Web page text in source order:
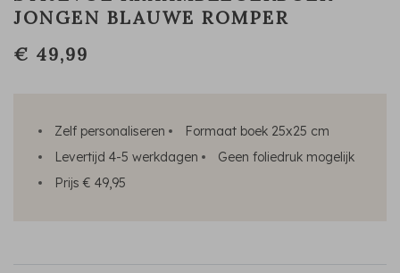
JONGEN BLAUWE ROMPER
€ 49,99
Zelf personaliseren
Formaat boek 25x25 cm
Levertijd 4-5 werkdagen
Geen foliedruk mogelijk
Prijs € 49,95